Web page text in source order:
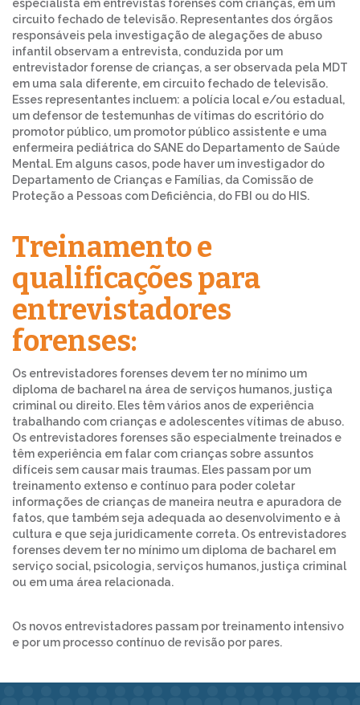
especialista em entrevistas forenses com crianças, em um
circuito fechado de televisão. Representantes dos órgãos
responsáveis pela investigação de alegações de abuso
infantil observam a entrevista, conduzida por um
entrevistador forense de crianças, a ser observada pela MDT
em uma sala diferente, em circuito fechado de televisão.
Esses representantes incluem: a polícia local e/ou estadual,
um defensor de testemunhas de vítimas do escritório do
promotor público, um promotor público assistente e uma
enfermeira pediátrica do SANE do Departamento de Saúde
Mental. Em alguns casos, pode haver um investigador do
Departamento de Crianças e Famílias, da Comissão de
Proteção a Pessoas com Deficiência, do FBI ou do HIS.
Treinamento e
qualificações para
entrevistadores
forenses:
Os entrevistadores forenses devem ter no mínimo um
diploma de bacharel na área de serviços humanos, justiça
criminal ou direito. Eles têm vários anos de experiência
trabalhando com crianças e adolescentes vítimas de abuso.
Os entrevistadores forenses são especialmente treinados e
têm experiência em falar com crianças sobre assuntos
difíceis sem causar mais traumas. Eles passam por um
treinamento extenso e contínuo para poder coletar
informações de crianças de maneira neutra e apuradora de
fatos, que também seja adequada ao desenvolvimento e à
cultura e que seja juridicamente correta. Os entrevistadores
forenses devem ter no mínimo um diploma de bacharel em
serviço social, psicologia, serviços humanos, justiça criminal
ou em uma área relacionada.
Os novos entrevistadores passam por treinamento intensivo
e por um processo contínuo de revisão por pares.